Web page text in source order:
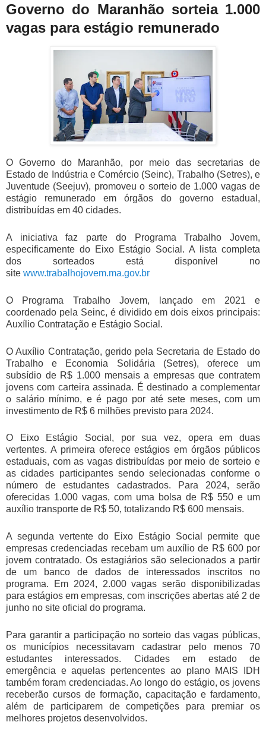
Governo do Maranhão sorteia 1.000
vagas para estágio remunerado
O Governo do Maranhão, por meio das secretarias de
Estado de Indústria e Comércio (Seinc), Trabalho (Setres), e
Juventude (Seejuv), promoveu o sorteio de 1.000 vagas de
estágio remunerado em órgãos do governo estadual,
distribuídas em 40 cidades.
A iniciativa faz parte do Programa Trabalho Jovem,
especificamente do Eixo Estágio Social. A lista completa
dos sorteados está disponível no
site www.trabalhojovem.ma.gov.br
O Programa Trabalho Jovem, lançado em 2021 e
coordenado pela Seinc, é dividido em dois eixos principais:
Auxílio Contratação e Estágio Social.
O Auxílio Contratação, gerido pela Secretaria de Estado do
Trabalho e Economia Solidária (Setres), oferece um
subsídio de R$ 1.000 mensais a empresas que contratem
jovens com carteira assinada. É destinado a complementar
o salário mínimo, e é pago por até sete meses, com um
investimento de R$ 6 milhões previsto para 2024.
O Eixo Estágio Social, por sua vez, opera em duas
vertentes. A primeira oferece estágios em órgãos públicos
estaduais, com as vagas distribuídas por meio de sorteio e
as cidades participantes sendo selecionadas conforme o
número de estudantes cadastrados. Para 2024, serão
oferecidas 1.000 vagas, com uma bolsa de R$ 550 e um
auxílio transporte de R$ 50, totalizando R$ 600 mensais.
A segunda vertente do Eixo Estágio Social permite que
empresas credenciadas recebam um auxílio de R$ 600 por
jovem contratado. Os estagiários são selecionados a partir
de um banco de dados de interessados inscritos no
programa. Em 2024, 2.000 vagas serão disponibilizadas
para estágios em empresas, com inscrições abertas até 2 de
junho no site oficial do programa.
Para garantir a participação no sorteio das vagas públicas,
os municípios necessitavam cadastrar pelo menos 70
estudantes interessados. Cidades em estado de
emergência e aquelas pertencentes ao plano MAIS IDH
também foram credenciadas. Ao longo do estágio, os jovens
receberão cursos de formação, capacitação e fardamento,
além de participarem de competições para premiar os
melhores projetos desenvolvidos.